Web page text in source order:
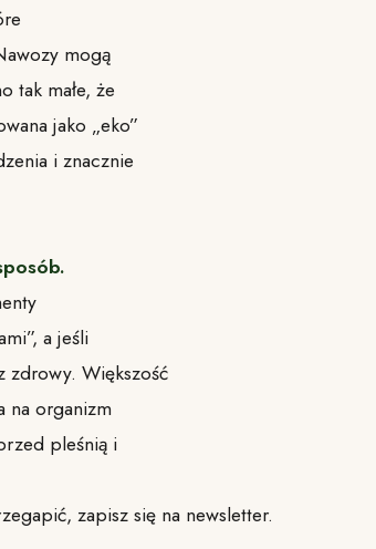
mogą
tak małe, że
jako „eko”
i znacznie
a jeśli
zdrowy. Większość
na organizm
pleśnią i
zapisz się na newsletter.